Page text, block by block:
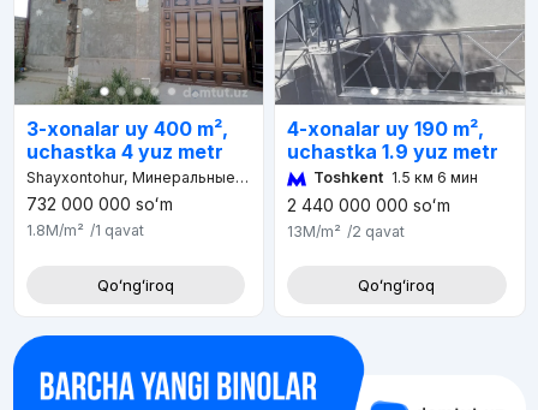
3-xonalar uy 400 m²,
uchastka 4 yuz metr
Shayxontohur, Минеральные воды, Ташкентский район, Ташкентская область, 111110, Узбекистан
732 000 000 soʻm
1.8M/m² /1 qavat
Qoʻngʻiroq
4-xonalar uy 190 m²,
uchastka 1.9 yuz metr
Toshkent 1.5 км 6 мин
2 440 000 000 soʻm
13M/m² /2 qavat
Qoʻngʻiroq